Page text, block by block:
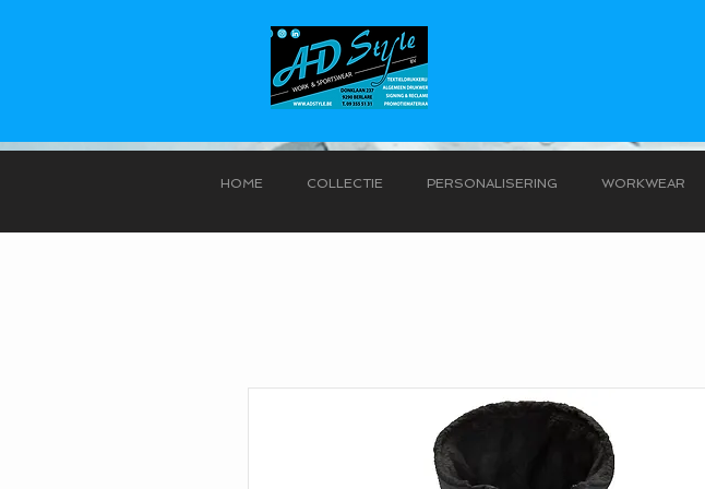
HOME COLLECTIE PERSONALISERING WORKWEAR